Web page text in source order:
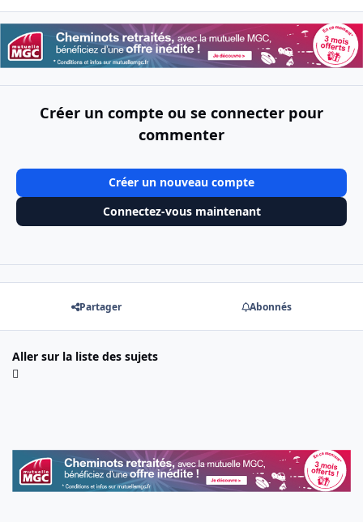
Créer un compte ou se connecter pour
commenter
Créer un nouveau compte
Connectez-vous maintenant
Partager Abonnés
Aller sur la liste des sujets